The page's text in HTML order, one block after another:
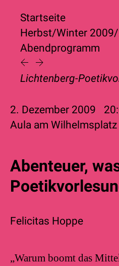
Startseite
Herbst/Winter
Abendprogramm
Lichtenberg-
2. Dezember 2009
Aula am Wilhelmsplatz
Abenteuer,
Felicitas Hoppe
„Warum boomt das